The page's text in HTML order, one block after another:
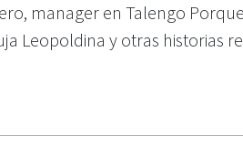
manager en Talengo
Leopoldina y otras historias